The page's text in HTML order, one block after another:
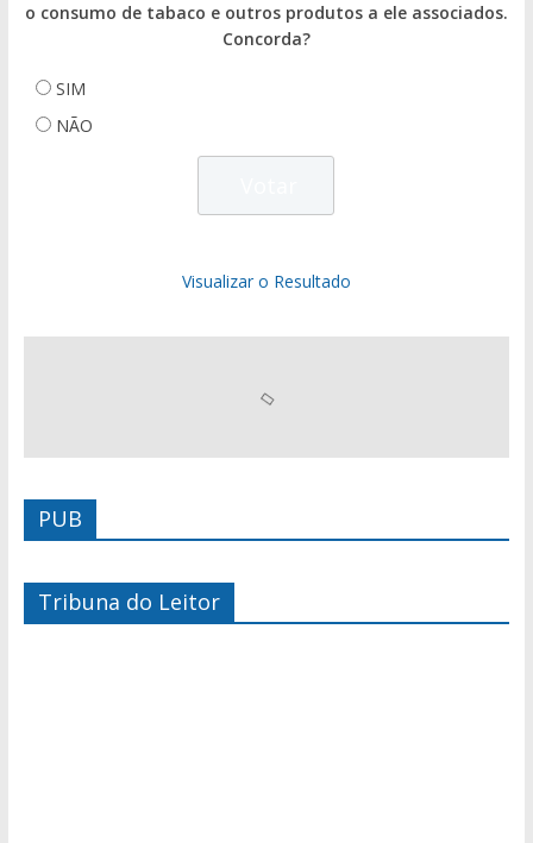
o consumo de tabaco e outros produtos a ele associados.
Concorda?
SIM
NÃO
Visualizar o Resultado
PUB
Tribuna do Leitor